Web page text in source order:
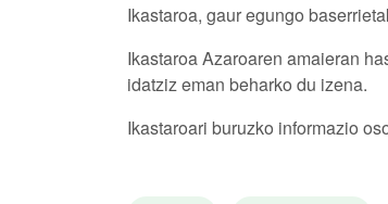
Ikastaroa, gaur egungo
Ikastaroa Azaroaren amaieran
idatziz eman beharko du izena.
Ikastaroari buruzko informazio